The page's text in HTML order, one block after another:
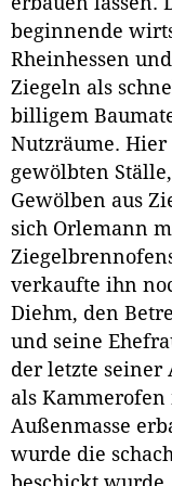
beginnende
Rheinhessen
Ziegeln als
billigem
Nutzräume.
gewölbten
Gewölben aus
sich Orlemann
verkaufte ihn
Diehm, den
und seine
der letzte seiner
als
Außenmasse
wurde die